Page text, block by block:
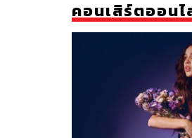
คอนเสิร์ตออนไ